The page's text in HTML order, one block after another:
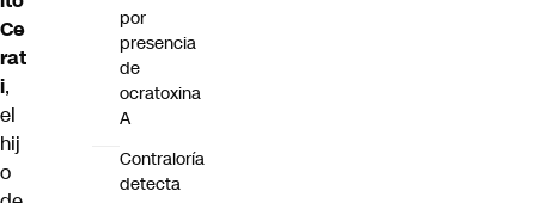
Ce
rat
i,
el
hij
o
por
presencia
de
ocratoxina
A
Contraloría
detecta